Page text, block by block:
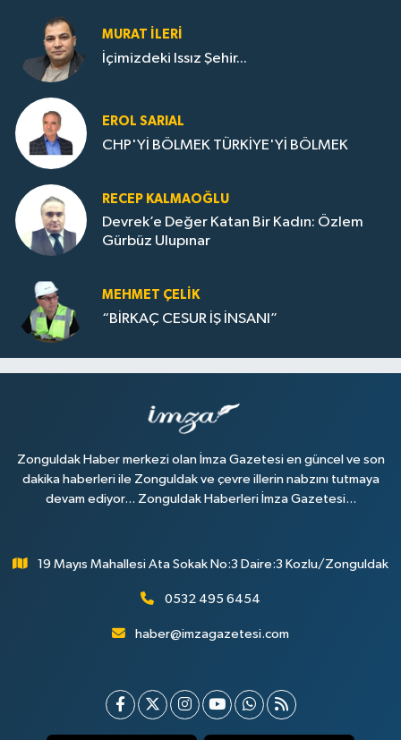
MURAT İLERI
İçimizdeki Issız Şehir...
EROL SARIAL
CHP'Yİ BÖLMEK TÜRKİYE'Yİ BÖLMEK
RECEP KALMAOĞLU
Devrek’e Değer Katan Bir Kadın: Özlem
Gürbüz Ulupınar
MEHMET ÇELIK
“BİRKAÇ CESUR İŞ İNSANI”
Zonguldak Haber merkezi olan İmza Gazetesi en güncel ve son
dakika haberleri ile Zonguldak ve çevre illerin nabzını tutmaya
devam ediyor... Zonguldak Haberleri İmza Gazetesi...
19 Mayıs Mahallesi Ata Sokak No:3 Daire:3 Kozlu/Zonguldak
0532 495 6454
haber@imzagazetesi.com